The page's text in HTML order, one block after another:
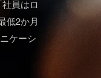
員はロ
低2か月
ケーシ